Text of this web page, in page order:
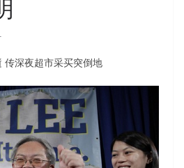
传深夜超市采买突倒地